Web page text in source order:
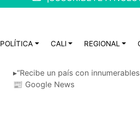
POLÍTICA CALI REGIONAL
▸“Recibe un país con
📰 Google News